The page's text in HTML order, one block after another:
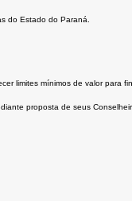
do Estado do Paraná.
limites mínimos de valor para
proposta de seus